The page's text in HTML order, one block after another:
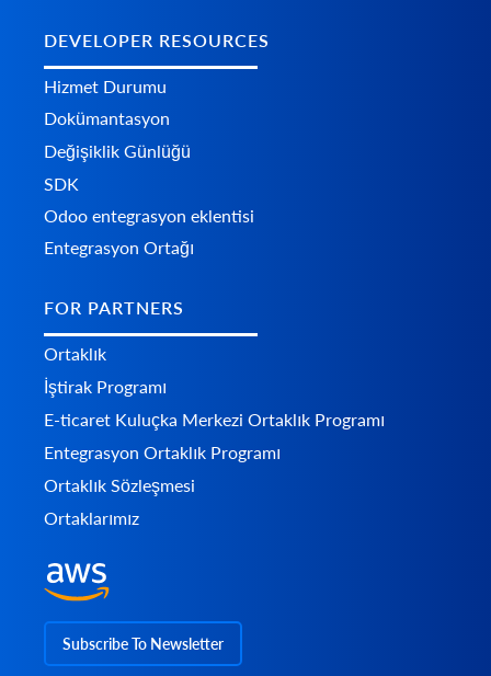
DEVELOPER RESOURCES
Hizmet Durumu
Dokümantasyon
Değişiklik Günlüğü
SDK
Odoo entegrasyon eklentisi
Entegrasyon Ortağı
FOR PARTNERS
Ortaklık
İştirak Programı
E-ticaret Kuluçka Merkezi Ortaklık Programı
Entegrasyon Ortaklık Programı
Ortaklık Sözleşmesi
Ortaklarımız
Subscribe To Newsletter